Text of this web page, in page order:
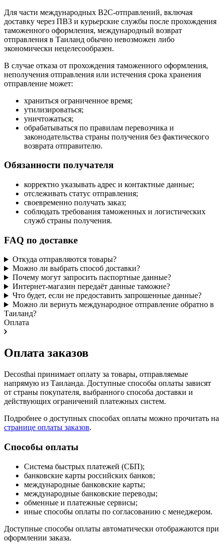
Для части международных B2C-отправлений, включая
доставку через ПВЗ и курьерские службы после прохождения
таможенного оформления, международный возврат
отправления в Таиланд обычно невозможен либо
экономически нецелесообразен.
В случае отказа от прохождения таможенного оформления,
неполучения отправления или истечения срока хранения
отправление может:
храниться ограниченное время;
утилизироваться;
уничтожаться;
обрабатываться по правилам перевозчика и
законодательства страны получения без фактического
возврата отправителю.
Обязанности получателя
корректно указывать адрес и контактные данные;
отслеживать статус отправления;
своевременно получать заказ;
соблюдать требования таможенных и логистических
служб страны получения.
FAQ по доставке
Откуда отправляются товары?
Можно ли выбрать способ доставки?
Почему могут запросить паспортные данные?
Интернет-магазин передаёт данные таможне?
Что будет, если не предоставить запрошенные данные?
Можно ли вернуть международное отправление обратно в
Таиланд?
Оплата
Оплата заказов
Decosthai принимает оплату за товары, отправляемые
напрямую из Таиланда. Доступные способы оплаты зависят
от страны покупателя, выбранного способа доставки и
действующих ограничений платежных систем.
Подробнее о доступных способах оплаты можно прочитать на
странице оплаты заказов.
Способы оплаты
Система быстрых платежей (СБП);
банковские карты российских банков;
международные банковские карты;
международные банковские переводы;
обменные и платежные сервисы;
иные способы оплаты по согласованию с менеджером.
Доступные способы оплаты автоматически отображаются при
оформлении заказа.